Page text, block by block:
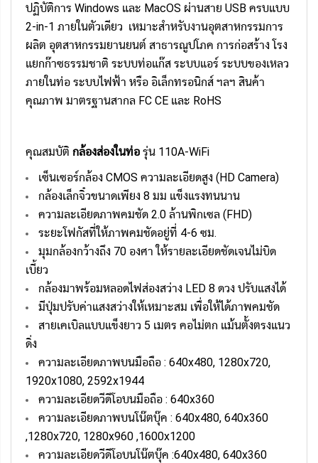
ปฏิบัติการ Windows และ MacOS ผ่านสาย USB ครบแบบ
2-in-1 ภายในตัวเดียว เหมาะสำหรับงานอุตสาหกรรมการ
ผลิต อุตสาหกรรมยานยนต์ สาธารณูปโภค การก่อสร้าง โรง
แยกก๊าซธรรมชาติ ระบบท่อแก๊ส ระบบแอร์ ระบบของเหลว
ภายในท่อ ระบบไฟฟ้า หรือ อิเล็กทรอนิกส์ ฯลฯ สินค้า
คุณภาพ มาตรฐานสากล FC CE และ RoHS
คุณสมบัติ กล้องส่องในท่อ รุ่น 110A-WiFi
เซ็นเซอร์กล้อง CMOS ความละเอียดสูง (HD Camera)
กล้องเล็กจิ๋วขนาดเพียง 8 มม แข็งแรงทนนาน
ความละเอียดภาพคมชัด 2.0 ล้านพิกเซล (FHD)
ระยะโฟกัสที่ให้ภาพคมชัดอยู่ที่ 4-6 ซม.
มุมกล้องกว้างถึง 70 องศา ให้รายละเอียดชัดเจนไม่บิด
เบี้ยว
กล้องมาพร้อมหลอดไฟส่องสว่าง LED 8 ดวง ปรับแสงได้
มีปุ่มปรับค่าแสงสว่างให้เหมาะสม เพื่อให้ได้ภาพคมชัด
สายเคเบิลแบบแข็งยาว 5 เมตร คอไม่ตก แม้นตั้งตรงแนว
ดิ่ง
ความละเอียดภาพบนมือถือ : 640x480, 1280x720,
1920x1080, 2592x1944
ความละเอียดวีดีโอบนมือถือ : 640x360
ความละเอียดภาพบนโน๊ตบุ๊ค : 640x480, 640x360
,1280x720, 1280x960 ,1600x1200
ความละเอียดวีดีโอบนโน๊ตบุ๊ค :640x480, 640x360